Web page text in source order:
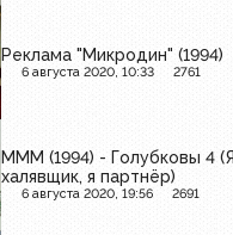
Реклама "Микродин" (1994)
6 августа 2020, 10:33 2761
МММ (1994) - Голубковы 4
халявщик, я партнёр)
6 августа 2020, 19:56 2691